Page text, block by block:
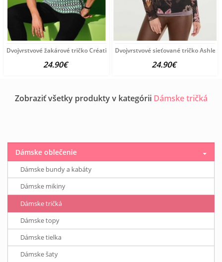
Dvojvrstvové žakárové tričko Création L, zeleno-farebné
24.90€
Dvojvrstvové sieťované tričko Ashley
24.90€
Zobraziť všetky produkty v kategórii Dámske tričká
Dámske oblečenie
Dámske bundy a kabáty
Dámske mikiny
Dámske tričká
Dámske topy
Dámske tielka
Dámske šaty